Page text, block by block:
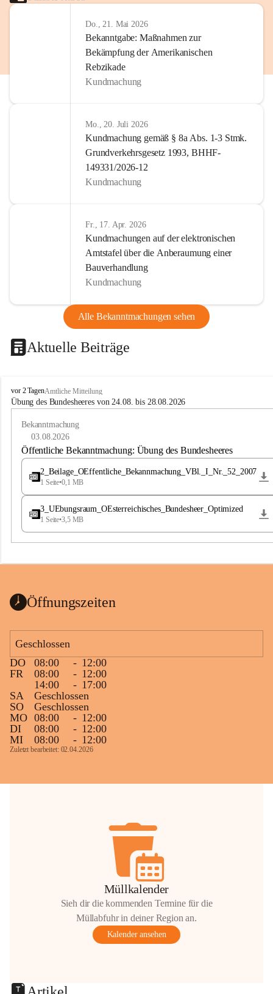
Do., 21. Mai 2026
Bekanntgabe: Maßnahmen zur
Bekämpfung der Amerikanischen
Rebzikade
Kundmachung
Mo., 20. Juli 2026
Kundmachung gemäß § 8a Abs. 1-3 Stmk.
Grundverkehrsgesetz 1993, BHHF-
149331/2026-12
Kundmachung
Fr., 17. Apr. 2026
Kundmachungen auf der elektronischen
Amtstafel über die Anberaumung einer
Bauverhandlung
Kundmachung
Alle Bekanntmachungen sehen
Aktuelle Beiträge
B
u
e
a
vor 2 TagenAmtliche Mitteilung
Übung des Bundesheeres von 24.08. bis 28.08.2026
Bekanntmachung
03.08.2026
Öffentliche Bekanntmachung: Übung des Bundesheeres
2_Beilage_OEffentliche_Bekannmachung_VBl._I_Nr._52_2007
1 Seite•0,1 MB
3_UEbungsraum_OEsterreichisches_Bundesheer_Optimized
1 Seite•3,5 MB
Öffnungszeiten
Geschlossen
DO
08:00 - 12:00
FR
08:00 - 12:00
14:00
- 17:00
SA
Geschlossen
SO
Geschlossen
MO 08:00 - 12:00
DI
08:00 - 12:00
MI
08:00 - 12:00
Zuletzt bearbeitet: 02.04.2026
Müllkalender
Sieh dir die kommenden Termine für die
Müllabfuhr in deiner Region an.
Kalender ansehen